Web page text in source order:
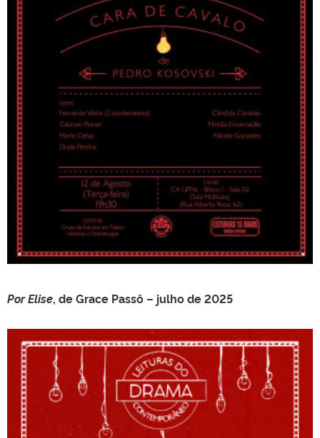
Por Elise, de Grace Passô – julho de 2025